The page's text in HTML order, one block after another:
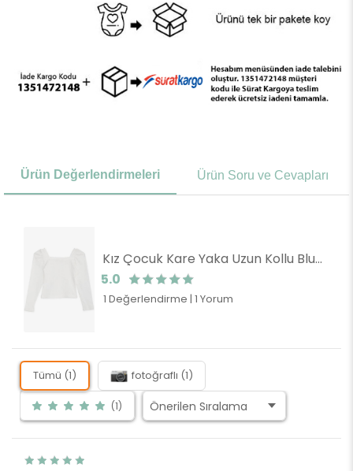
Ürün Değerlendirmeleri Ürün Soru ve Cevapları
Kız Çocuk Kare Yaka Uzun Kollu Bluz Fitilli Crop Ekru (14 Yaş)
5.0
1 Değerlendirme | 1 Yorum
Tümü (1) fotoğraflı (1)
(1)